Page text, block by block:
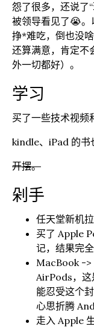
怨了很多，还说了
被领导看见了😭。
挣*难吃，倒也没
还算满意，肯定不
外一切都好）。
学习
买了一些技术视频
kindle、iPad 的书
开摆。
剁手
任天堂新机
买了 Apple
记，结果完
MacBook ->
AirPods，这
能忍受这个
心思折腾
走入 Apple